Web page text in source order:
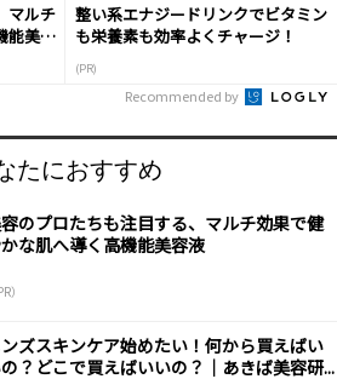
マルチ
能美容
整い系エナジードリンクでビタミン
も栄養素も効率よくチャージ！
(PR)
Recommended by
たにおすすめ
のプロたちも注目する、マルチ効果で健
な肌へ導く高機能美容液
）
ズスキンケア始めたい！何から買えばい
？どこで買えばいいの？｜あきば美容研...